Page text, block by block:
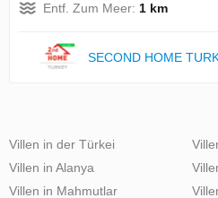
Entf. Zum Meer: 1 km
SECOND HOME
Villen in der Türkei
Villen in Alanya
Villen in Mahmutlar